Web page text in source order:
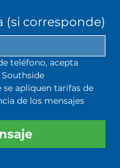
(si corresponde)
teléfono, acepta
se apliquen tarifas de
de los mensajes